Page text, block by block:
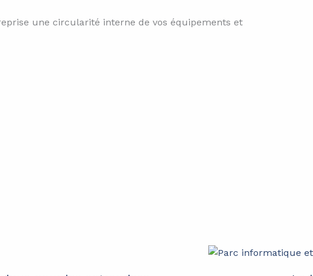
une circularité interne de vos équipements et